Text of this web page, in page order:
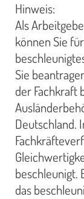
Hinweis:
Als
können Sie
Sie
der Fachkraft
Deutschland.
beschleunigt.
das